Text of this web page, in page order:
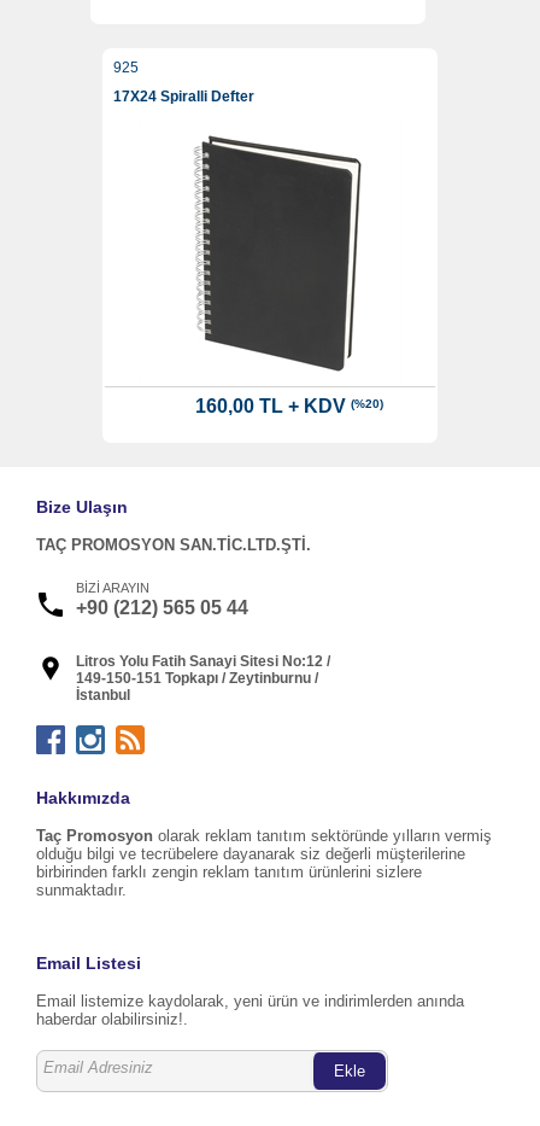
925
17X24 Spiralli Defter
160,00 TL + KDV (%20)
Bize Ulaşın
TAÇ PROMOSYON SAN.TİC.LTD.ŞTİ.
BİZİ ARAYIN
+90 (212) 565 05 44
Litros Yolu Fatih Sanayi Sitesi No:12 /
149-150-151 Topkapı / Zeytinburnu /
İstanbul
Hakkımızda
Taç Promosyon olarak reklam tanıtım sektöründe yılların vermiş
olduğu bilgi ve tecrübelere dayanarak siz değerli müşterilerine
birbirinden farklı zengin reklam tanıtım ürünlerini sizlere
sunmaktadır.
Email Listesi
Email listemize kaydolarak, yeni ürün ve indirimlerden anında
haberdar olabilirsiniz!.
Ekle